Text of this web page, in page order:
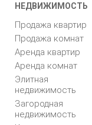
НЕДВИЖИМОСТЬ
Продажа квартир
Продажа комнат
Аренда квартир
Аренда комнат
Элитная
недвижимость
Загородная
недвижимость